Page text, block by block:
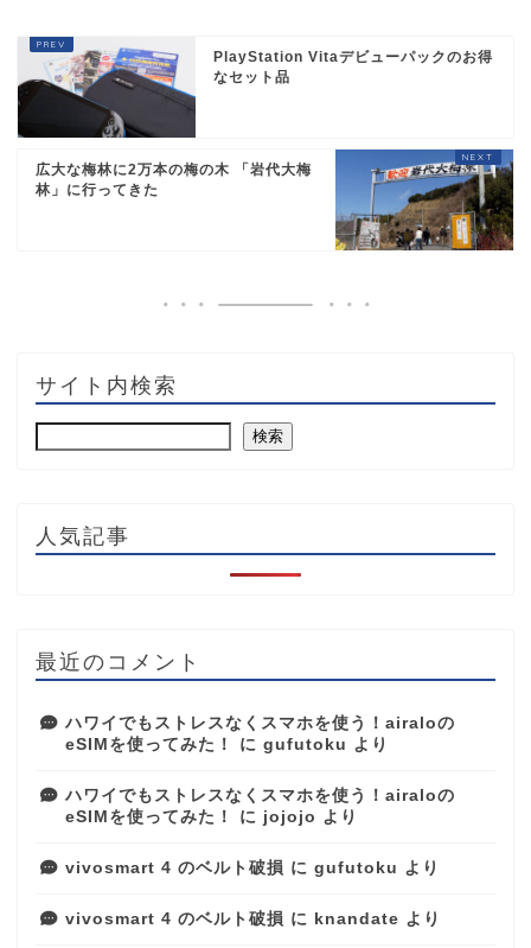
PlayStation Vitaデビューパックのお得
なセット品
広大な梅林に2万本の梅の木 「岩代大梅
林」に行ってきた
サイト内検索
検索
人気記事
最近のコメント
ハワイでもストレスなくスマホを使う！airaloの
eSIMを使ってみた！
に gufutoku より
ハワイでもストレスなくスマホを使う！airaloの
eSIMを使ってみた！
に jojojo より
vivosmart 4 のベルト破損 に gufutoku より
vivosmart 4 のベルト破損 に knandate より